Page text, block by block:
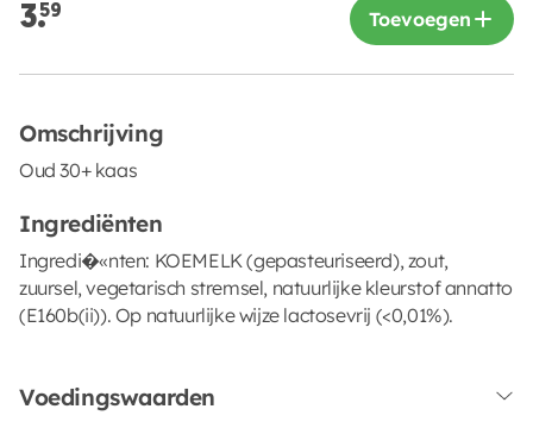
3.59 Toevoegen
Omschrijving
Oud 30+ kaas
Ingrediënten
Ingredi�«nten: KOEMELK (gepasteuriseerd), zout,
zuursel, vegetarisch stremsel, natuurlijke kleurstof annatto
(E160b(ii)). Op natuurlijke wijze lactosevrij (<0,01%).
Voedingswaarden